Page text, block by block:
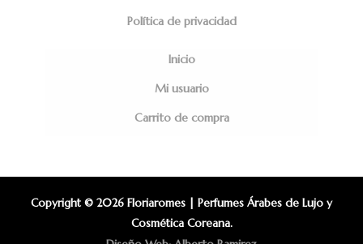
Política de privacidad
Inicio
Mi usuario
Carrito de compra
Copyright © 2026 Floriaromes | Perfumes Árabes de Lujo y
Cosmética Coreana.